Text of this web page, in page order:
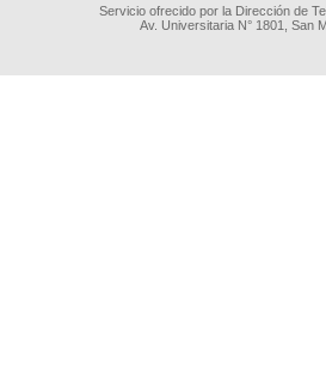
Servicio ofrecido por la Dirección de
Av. Universitaria N° 1801, San